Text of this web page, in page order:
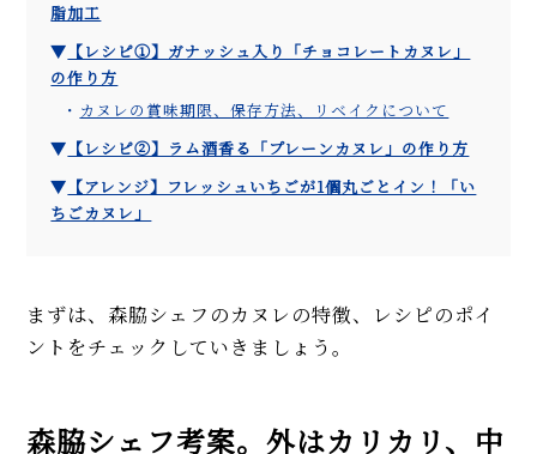
脂加工
▼ 【レシピ①】ガナッシュ入り「チョコレートカヌレ」
の作り方
・ カヌレの賞味期限、保存方法、リベイクについて
▼ 【レシピ②】ラム酒香る「プレーンカヌレ」の作り方
▼ 【アレンジ】フレッシュいちごが1個丸ごとイン！「い
ちごカヌレ」
まずは、森脇シェフのカヌレの特徴、レシピのポイ
ントをチェックしていきましょう。
森脇シェフ考案。外はカリカリ、中